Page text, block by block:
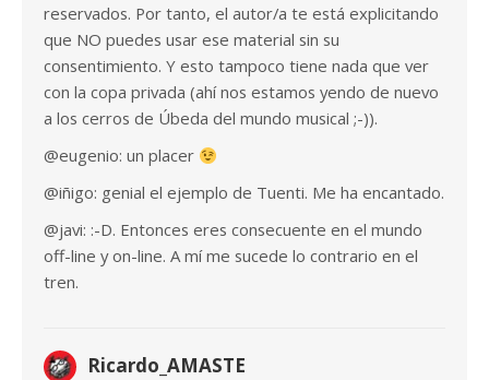
reservados. Por tanto, el autor/a te está explicitando
que NO puedes usar ese material sin su
consentimiento. Y esto tampoco tiene nada que ver
con la copa privada (ahí nos estamos yendo de nuevo
a los cerros de Úbeda del mundo musical ;-)).
@eugenio: un placer
@iñigo: genial el ejemplo de Tuenti. Me ha encantado.
@javi: :-D. Entonces eres consecuente en el mundo
off-line y on-line. A mí me sucede lo contrario en el
tren.
Ricardo_AMASTE